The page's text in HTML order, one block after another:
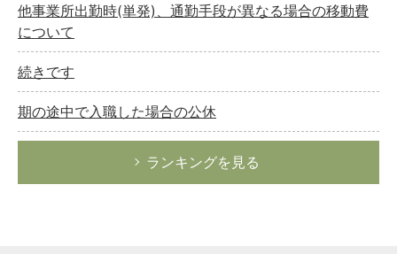
他事業所出勤時(単発)、通勤手段が異なる場合の移動費
について
続きです
期の途中で入職した場合の公休
ランキングを見る